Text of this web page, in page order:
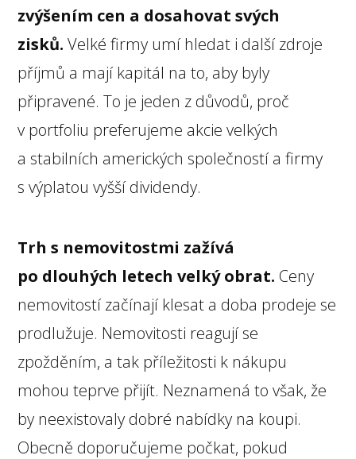
zvýšením cen a dosahovat svých
zisků. Velké firmy umí hledat i další zdroje
příjmů a mají kapitál na to, aby byly
připravené. To je jeden z důvodů, proč
v portfoliu preferujeme akcie velkých
a stabilních amerických společností a firmy
s výplatou vyšší dividendy.
Trh s nemovitostmi zažívá
po dlouhých letech velký obrat. Ceny
nemovitostí začínají klesat a doba prodeje se
prodlužuje. Nemovitosti reagují se
zpožděním, a tak příležitosti k nákupu
mohou teprve přijít. Neznamená to však, že
by neexistovaly dobré nabídky na koupi.
Obecně doporučujeme počkat, pokud